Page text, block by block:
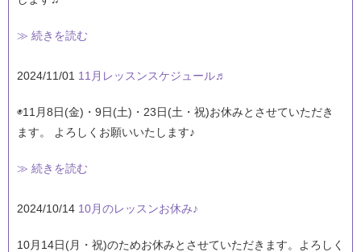
≫ 続きを読む
2024/11/01 11月レッスンスケジュール♬
◉11月8日(金)・9日(土)・23日(土・祝)お休みとさせていただき
ます。 よろしくお願いいたします♪
≫ 続きを読む
2024/10/14 10月のレッスンお休み♪
10月14日(月・祝)のためお休みとさせていただきます。よろしく